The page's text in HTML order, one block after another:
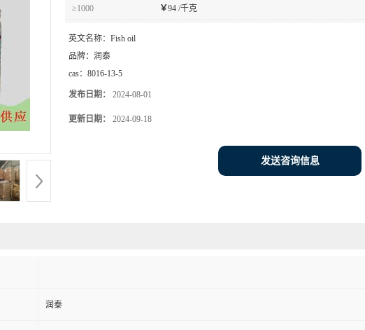
≥1000 ￥94 /千克
英文名称： Fish oil
品牌： 润泰
cas： 8016-13-5
发布日期： 2024-08-01
更新日期： 2024-09-18
发送咨询信息
润泰